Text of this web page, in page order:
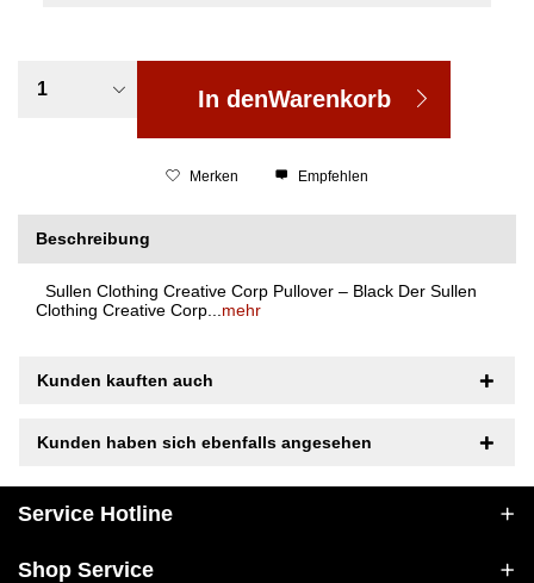
In denWarenkorb
Merken Empfehlen
Beschreibung
Sullen Clothing Creative Corp Pullover – Black Der Sullen
Clothing Creative Corp... mehr
Kunden kauften auch
Kunden haben sich ebenfalls angesehen
Service Hotline
Shop Service